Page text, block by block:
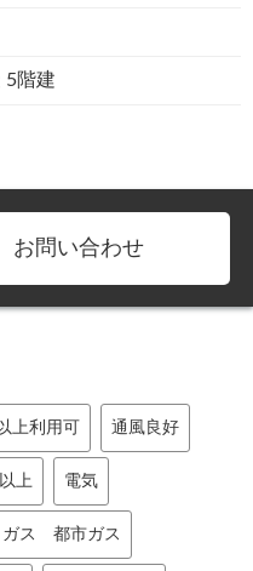
5階建
お問い合わせ
上利用可 通風良好
上 電気
ガス 都市ガス